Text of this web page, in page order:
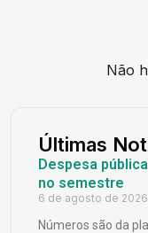
Não
Últimas
Despesa
no semestre
6 de agosto de 2026
Números são da